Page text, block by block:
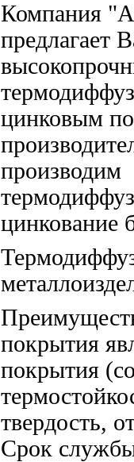
Компания
предлагает
цинковым
производим
цинкование
покрытия
покрытия
твердость,
Срок